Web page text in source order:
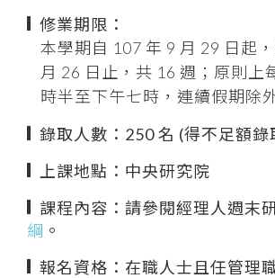
修業期限：
本學期自 107 年 9 月 29 日起
月 26 日止，共 16 週；原則上
時半至下午七時，連續假期除
錄取人數：250 名 (得不足額錄
上課地點：中央研究院
課程內容：請參閱經理人週末
綱 。
報名資格：在職人士且任管理